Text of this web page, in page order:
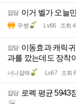
잡담 이거 벨가 오늘
무쌩 Lv.66 조회
잡담 이동효과 캐릭
과를 깠는데도 장착
너나잘해 Lv.67 조회
잡담 로펙 평균 5943